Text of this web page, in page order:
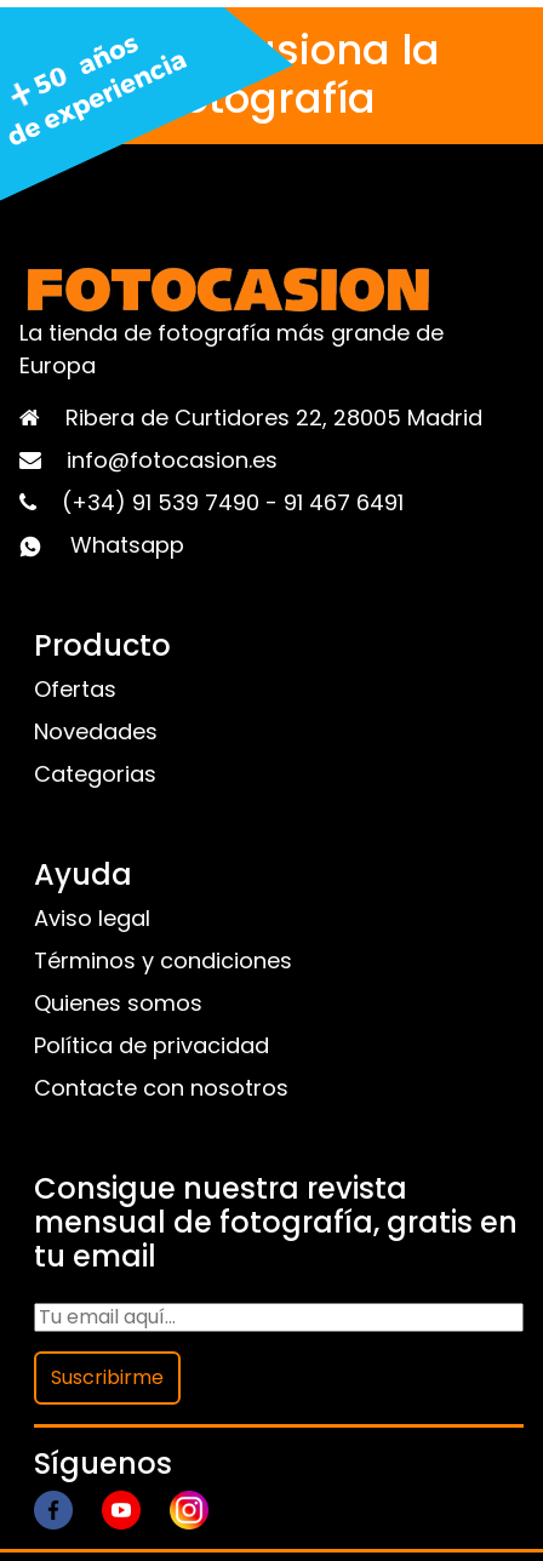
Nos apasiona la
fotografía
La tienda de fotografía más grande de
Europa
Ribera de Curtidores 22, 28005 Madrid
info@fotocasion.es
(+34) 91 539 7490 - 91 467 6491
Whatsapp
Producto
Ofertas
Novedades
Categorias
Ayuda
Aviso legal
Términos y condiciones
Quienes somos
Política de privacidad
Contacte con nosotros
Consigue nuestra revista
mensual de fotografía, gratis en
tu email
Suscribirme
Síguenos